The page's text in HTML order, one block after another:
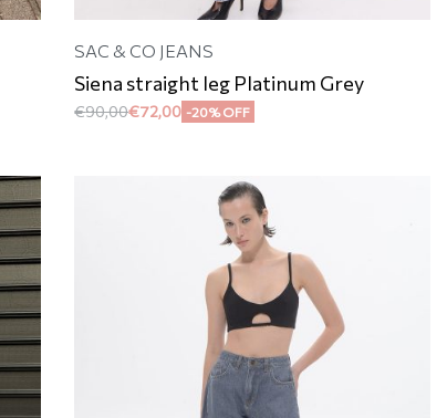
SAC & CO JEANS
Siena straight leg Platinum Grey
€90,00€72,00 -20% OFF